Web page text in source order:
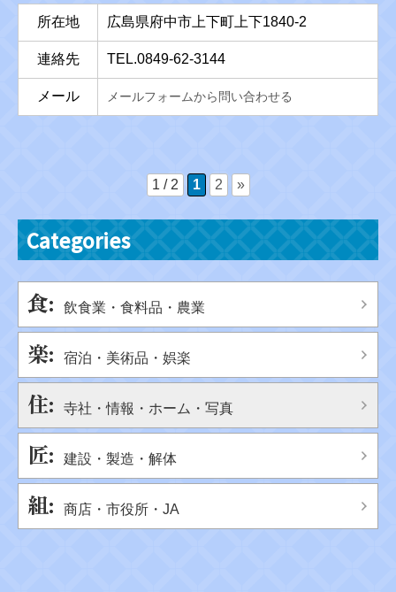
所在地 広島県府中市上下町上下1840-2
連絡先 TEL.0849-62-3144
メール メールフォームから問い合わせる
1 / 2 1 2 »
Categories
飲食業・食料品・農業
宿泊・美術品・娯楽
寺社・情報・ホーム・写真
建設・製造・解体
商店・市役所・JA